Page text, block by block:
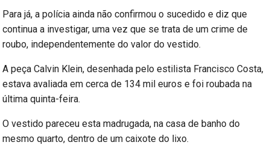
Para já, a polícia ainda não confirmou o sucedido e diz que
continua a investigar, uma vez que se trata de um crime de
roubo, independentemente do valor do vestido.
A peça Calvin Klein, desenhada pelo estilista Francisco Costa,
estava avaliada em cerca de 134 mil euros e foi roubada na
última quinta-feira.
O vestido pareceu esta madrugada, na casa de banho do
mesmo quarto, dentro de um caixote do lixo.